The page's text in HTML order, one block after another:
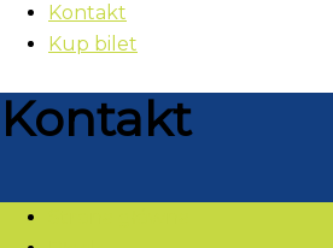
Kontakt
Kup bilet
Kontakt